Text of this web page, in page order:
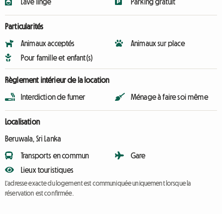
Particularités
Animaux acceptés
Pour famille et enfant(s)
Animaux sur place
Règlement intérieur de la location
Interdiction de fumer Ménage à faire soi même
Localisation
Beruwala, Sri Lanka
Transports en commun
Lieux touristiques
Gare
L'adresse exacte du logement est communiquée uniquement lorsque la
réservation est confirmée.